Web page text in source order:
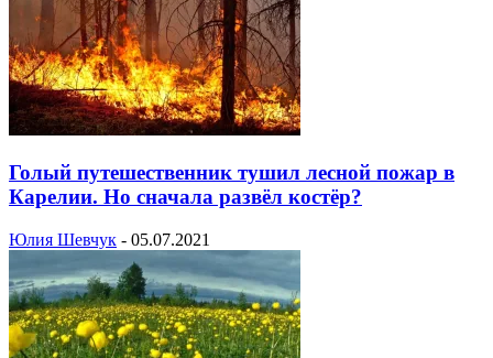
Голый путешественник тушил лесной пожар в
Карелии. Но сначала развёл костёр?
Юлия Шевчук - 05.07.2021